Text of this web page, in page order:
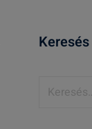
Keresés